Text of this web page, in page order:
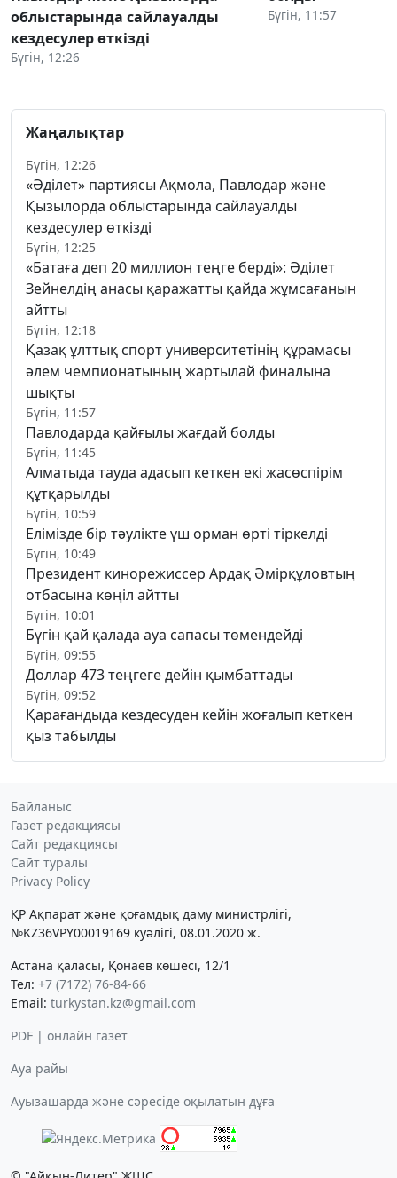
облыстарында сайлауалды
кездесулер өткізді
Бүгін, 12:26
Бүгін, 11:57
Жаңалықтар
Бүгін, 12:26
«Әділет» партиясы Ақмола, Павлодар және
Қызылорда облыстарында сайлауалды
кездесулер өткізді
Бүгін, 12:25
«Батаға деп 20 миллион теңге берді»: Әділет
Зейнелдің анасы қаражатты қайда жұмсағанын
айтты
Бүгін, 12:18
Қазақ ұлттық спорт университетінің құрамасы
әлем чемпионатының жартылай финалына
шықты
Бүгін, 11:57
Павлодарда қайғылы жағдай болды
Бүгін, 11:45
Алматыда тауда адасып кеткен екі жасөспірім
құтқарылды
Бүгін, 10:59
Елімізде бір тәулікте үш орман өрті тіркелді
Бүгін, 10:49
Президент кинорежиссер Ардақ Әмірқұловтың
отбасына көңіл айтты
Бүгін, 10:01
Бүгін қай қалада ауа сапасы төмендейді
Бүгін, 09:55
Доллар 473 теңгеге дейін қымбаттады
Бүгін, 09:52
Қарағандыда кездесуден кейін жоғалып кеткен
қыз табылды
Байланыс
Газет редакциясы
Сайт редакциясы
Сайт туралы
Privacy Policy
ҚР Ақпарат және қоғамдық даму министрлігі,
№KZ36VPY00019169 куәлігі, 08.01.2020 ж.
Астана қаласы, Қонаев көшесі, 12/1
Тел: +7 (7172) 76-84-66
Email: turkystan.kz@gmail.com
PDF | онлайн газет
Ауа райы
Ауызашарда және сәресіде оқылатын дұға